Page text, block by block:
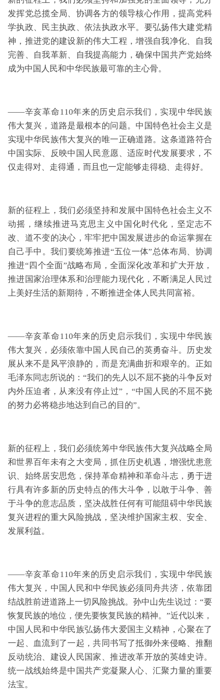
发挥党总揽全局、协调各方的领导核心作用，提高党科
学执政、民主执政、依法执政水平。要弘扬伟大建党精
神，推进党的建设新的伟大工程，增强自我净化、自我
完善、自我革新、自我提高能力，确保中国共产党始终
成为中国人民和中华民族最可靠的主心骨。
——辛亥革命110年来的历史启示我们，实现中华民族
伟大复兴，道路是最根本的问题。中国特色社会主义是
实现中华民族伟大复兴的唯一正确道路。这条道路符合
中国实际、反映中国人民意愿、适应时代发展要求，不
仅走得对、走得通，而且也一定能够走得稳、走得好。
新的征程上，我们必须坚持和发展中国特色社会主义不
动摇，继续推进马克思主义中国化时代化，坚定志不
改、道不变的决心，牢牢把中国发展进步的命运掌握在
自己手中。我们要统筹推进“五位一体”总体布局、协调
推进“四个全面”战略布局，全面深化改革和扩大开放，
推进国家治理体系和治理能力现代化，不断满足人民过
上美好生活的新期待，不断推进全体人民共同富裕。
——辛亥革命110年来的历史启示我们，实现中华民族
伟大复兴，必须依靠中国人民自己的英勇奋斗。历史发
展从来不是风平浪静的，而是充满曲折和艰辛的。正如
毛泽东同志所说的：“我们的先人以不屈不挠的斗争反对
内外压迫者，从来没有停止过”，“中国人民的不屈不挠
的努力必将稳步地达到自己的目的”。
新的征程上，我们必须统筹中华民族伟大复兴战略全局
和世界百年未有之大变局，抓住历史机遇，增强忧患意
识、始终居安思危，保持革命精神和革命斗志，勇于进
行具有许多新的历史特点的伟大斗争，以敢于斗争、善
于斗争的意志品质，坚决战胜任何有可能阻碍中华民族
复兴进程的重大风险挑战，坚决维护国家主权、安全、
发展利益。
——辛亥革命110年来的历史启示我们，实现中华民族
伟大复兴，中国人民和中华民族必须同舟共济，依靠团
结战胜前进道路上一切风险挑战。孙中山先生说过：“要
恢复民族的地位，便先要恢复民族的精神。”近代以来，
中国人民和中华民族弘扬伟大爱国主义精神，心聚在了
一起、血流到了一起，共同书写了抵御外来侵略、推翻
反动统治、建设人民国家、推进改革开放的英雄史诗。
统一战线始终是中国共产党凝聚人心、汇聚力量的重要
法宝。